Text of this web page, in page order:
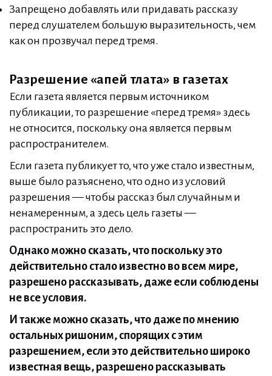
Запрещено добавлять или придавать рассказу
перед слушателем большую выразительность, чем
как он прозвучал перед тремя.
Разрешение «апей тлата» в газетах
Если газета является первым источником
публикации, то разрешение «перед тремя» здесь
не относится, поскольку она является первым
распространителем.
Если газета публикует то, что уже стало известным,
выше было разъяснено, что одно из условий
разрешения — чтобы рассказ был случайным и
ненамеренным, а здесь цель газеты —
распространить это дело.
Однако можно сказать, что поскольку это
действительно стало известно во всем мире,
разрешено рассказывать, даже если соблюдены
не все условия.
И также можно сказать, что даже по мнению
остальных ришоним, спорящих с этим
разрешением, если это действительно широко
известная вещь, разрешено рассказывать